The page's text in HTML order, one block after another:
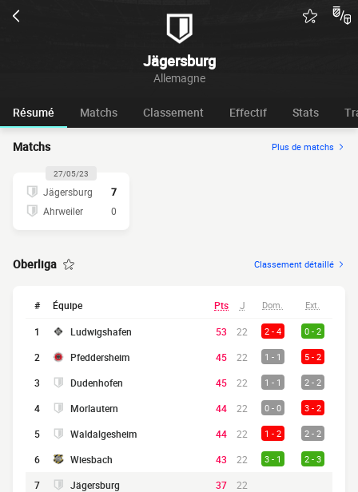
Jägersburg
Allemagne
Résumé Matchs Classement Effectif Stats
Matchs Plus de matchs
27/05/23
Jägersburg
7
Ahrweiler
0
Oberliga Classement détaillé
# Équipe Pts J Dom. Ext.
1 Ludwigshafen 53 22 2 - 4 0 - 2
2 Pfeddersheim 45 22 1 - 1 5 - 2
3 Dudenhofen 45 22 1 - 1 2 - 2
4 Morlautern 44 22 0 - 0 3 - 2
5 Waldalgesheim 44 22 1 - 2 2 - 2
6 Wiesbach 43 22 3 - 1 2 - 3
7 Jägersburg 37
22